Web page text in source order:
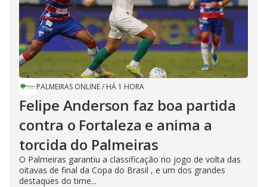
PALMEIRAS ONLINE/ HÁ 1 HORA
Felipe Anderson faz boa partida
contra o Fortaleza e anima a
torcida do Palmeiras
O Palmeiras garantiu a classificação no jogo de volta das
oitavas de final da Copa do Brasil , e um dos grandes
destaques do time...